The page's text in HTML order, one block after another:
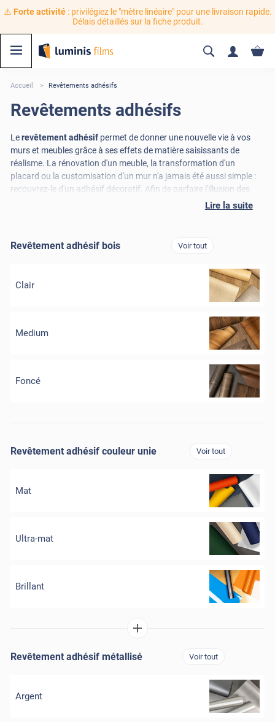
⚠️ Forte activité: privilégiez le "mètre linéaire" pour une livraison rapide.
Délais détaillés sur la fiche produit.
Accueil Revêtements adhésifs
Revêtements adhésifs
Lerevêtement adhésif permet de donner une nouvelle vie à vos
murs et meubles grâce à ses effets de matière saisissants de
réalisme. La rénovation d'un meuble, la transformation d'un
placard ou la customisation d'un mur n'a jamais été aussi simple :
recouvrez-le d'un adhésif décoratif. Afin de parfaire l'illusion des
plus belles matières particulièrement appréciées dans la décoration
Lire la suite
Revêtement adhésif bois Voir tout
Clair
Medium
Foncé
Revêtement adhésif couleur unie Voir tout
Mat
Ultra-mat
Brillant
Revêtement adhésif métallisé Voir tout
Argent